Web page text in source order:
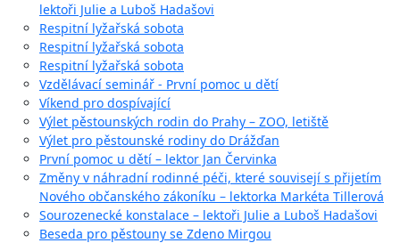
lektoři Julie a Luboš Hadašovi
Respitní lyžařská sobota
Respitní lyžařská sobota
Respitní lyžařská sobota
Vzdělávací seminář - První pomoc u dětí
Víkend pro dospívající
Výlet pěstounských rodin do Prahy – ZOO, letiště
Výlet pro pěstounské rodiny do Drážďan
První pomoc u dětí – lektor Jan Červinka
Změny v náhradní rodinné péči, které souvisejí s přijetím
Nového občanského zákoníku – lektorka Markéta Tillerová
Sourozenecké konstalace – lektoři Julie a Luboš Hadašovi
Beseda pro pěstouny se Zdeno Mirgou